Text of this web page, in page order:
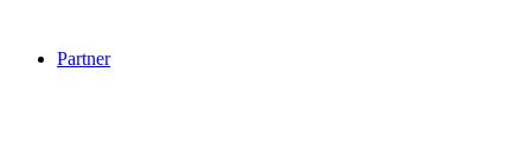
Partner